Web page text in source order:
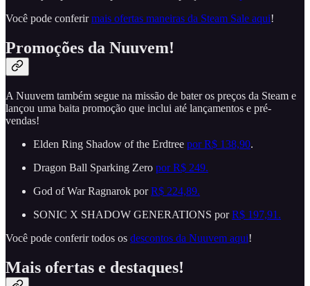
Você pode conferirmais ofertas maneiras da Steam Sale aqui!
Promoções da Nuuvem!
A Nuuvem também segue na missão de bater os preços da Steam e
lançou uma baita promoção que inclui até lançamentos e pré-
vendas!
Elden Ring Shadow of the Erdtree por R$ 138,90.
Dragon Ball Sparking Zero por R$ 249.
God of War Ragnarok porR$ 224,89.
SONIC X SHADOW GENERATIONS porR$ 197,91.
Você pode conferir todos os descontos da Nuuvem aqui!
Mais ofertas e destaques!